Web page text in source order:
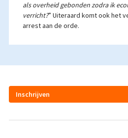
als overheid gebonden zodra ik
verricht?” Uiteraard komt ook het
arrest aan de orde.
Inschrijven